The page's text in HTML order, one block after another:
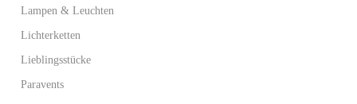
Lampen & Leuchten
Lichterketten
Lieblingsstücke
Paravents